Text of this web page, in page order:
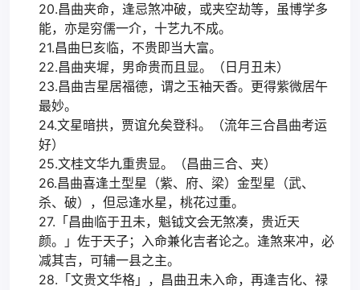
20.昌曲夹命，逢忌煞冲破，或夹空劫等，虽博学多
能，亦是穷儒一介，十艺九不成。
21.昌曲巳亥临，不贵即当大富。
22.昌曲夹墀，男命贵而且显。（日月丑未）
23.昌曲吉星居福德，谓之玉袖天香。更得紫微居午
最妙。
24.文星暗拱，贾谊允矣登科。（流年三合昌曲考运
好）
25.文桂文华九重贵显。（昌曲三合、夹）
26.昌曲喜逢土型星（紫、府、梁）金型星（武、
杀、破），但忌逢水星，桃花过重。
27.「昌曲临于丑未，魁钺文会无煞凑，贵近天
颜。」佐于天子；入命兼化吉者论之。逢煞来冲，必
减其吉，可辅一县之主。
28.「文贵文华格」，昌曲丑未入命，再逢吉化、禄